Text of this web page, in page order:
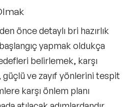
önce detaylı bri hazırlık
yapmak oldukça
belirlemek, karşı
ve zayıf yönlerini tespit
karşı önlem planı